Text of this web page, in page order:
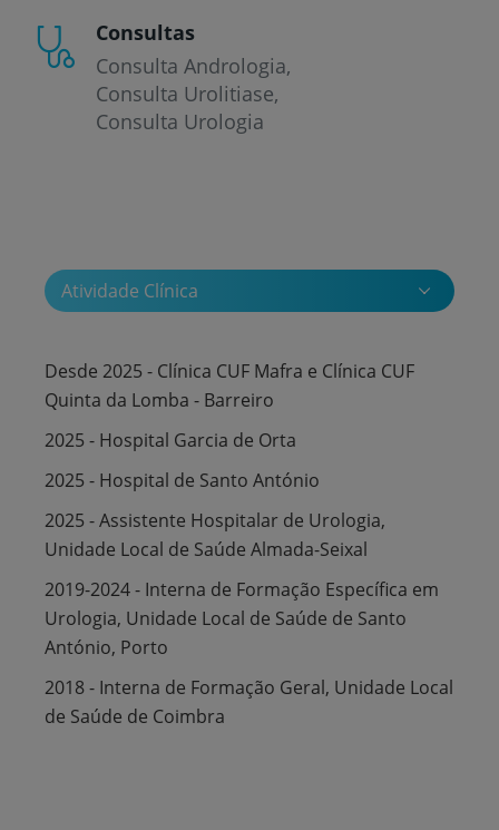
Consultas
Consulta Andrologia
Consulta Urolitiase
Consulta Urologia
Atividade Clínica
Desde 2025 - Clínica CUF Mafra e Clínica CUF
Quinta da Lomba - Barreiro
2025 - Hospital Garcia de Orta
2025 - Hospital de Santo António
2025 - Assistente Hospitalar de Urologia,
Unidade Local de Saúde Almada-Seixal
2019-2024 - Interna de Formação Específica em
Urologia, Unidade Local de Saúde de Santo
António, Porto
2018 - Interna de Formação Geral, Unidade Local
de Saúde de Coimbra